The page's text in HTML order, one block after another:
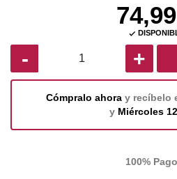

- +
Cómpralo ahora y recíbelo
y Miércoles
100%